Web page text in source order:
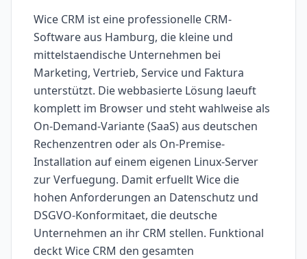
Wice CRM ist eine professionelle CRM-
Software aus Hamburg, die kleine und
mittelstaendische Unternehmen bei
Marketing, Vertrieb, Service und Faktura
unterstützt. Die webbasierte Lösung laeuft
komplett im Browser und steht wahlweise als
On-Demand-Variante (SaaS) aus deutschen
Rechenzentren oder als On-Premise-
Installation auf einem eigenen Linux-Server
zur Verfuegung. Damit erfuellt Wice die
hohen Anforderungen an Datenschutz und
DSGVO-Konformitaet, die deutsche
Unternehmen an ihr CRM stellen. Funktional
deckt Wice CRM den gesamten